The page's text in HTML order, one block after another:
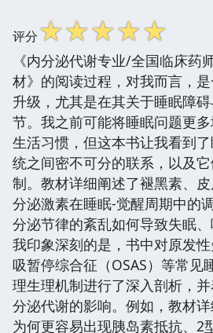
评分☆☆☆☆☆
《内分泌代谢专业/全国临床药
材》的阅读过程，对我而言，
升级，尤其是在其关于睡眠障
节。我之前可能将睡眠问题更
生活习惯，但这本书让我看到
统之间密不可分的联系，以及
制。教材详细阐述了褪黑素、
分泌激素在睡眠-觉醒周期中的
分泌节律的紊乱如何导致失眠
我印象深刻的是，书中对原发
吸暂停综合征（OSAS）等常见
理生理机制进行了深入剖析，
分泌代谢的影响。例如，教材
为何更容易出现胰岛素抵抗、2